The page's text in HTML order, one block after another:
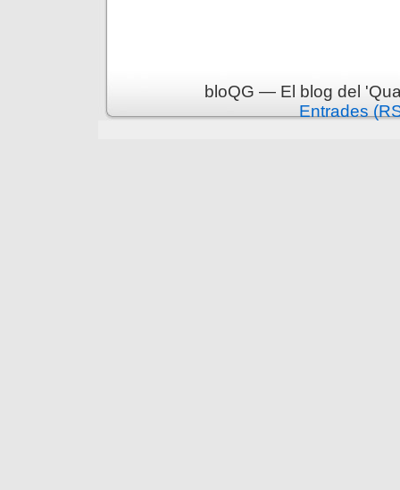
bloQG — El blog del
Entrades